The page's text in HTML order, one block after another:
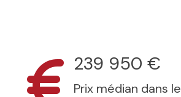
239 950 €
Prix médian dans le